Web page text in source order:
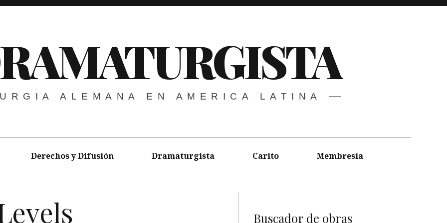
ALEMANA EN AMERICA LATINA
Derechos y Difusión Dramaturgista Carito Membresía
Buscador de obras